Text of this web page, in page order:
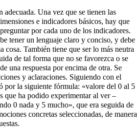
adecuada. Una vez que se tienen las
e indicadores básicos, hay que
por cada uno de los indicadores.
tener un lenguaje claro y conciso, y debe
cosa. También tiene que ser lo más neutra
de tal forma que no se favorezca o se
una respuesta por encima de otra. Se
y aclaraciones. Siguiendo con el
por la siguiente fórmula: «valore del 0 al 5
que ha podido experimentar al ver –
0 nada y 5 mucho», que era seguida de
concretas seleccionadas, de manera